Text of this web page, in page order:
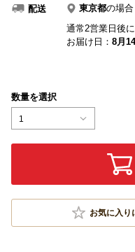
配送 東京都の場合
通常2営業日後
お届け日： 8月
数量を選択
1
お気に入り